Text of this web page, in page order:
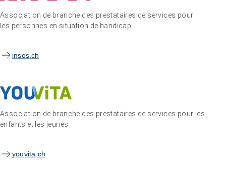
Association de branche des prestataires de services pour
les personnes en situation de handicap
insos.ch
Association de branche des prestataires de services pour les
enfants et les jeunes
youvita.ch